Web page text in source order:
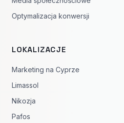
Optymalizacja konwersji
LOKALIZACJE
Marketing na Cyprze
Limassol
Nikozja
Pafos